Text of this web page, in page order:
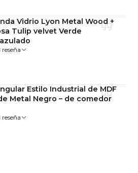
Vidrio Lyon Metal Wood +
Tulip velvet Verde
1 reseña
Estilo Industrial de MDF
Metal Negro – de comedor
1 reseña